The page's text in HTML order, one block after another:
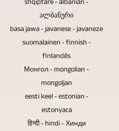
shqiptare ‐ albanian ‐
ალბანური
basa jawa ‐ javanese ‐ javaneze
suomalainen ‐ finnish ‐
finlandês
Монгол ‐ mongolian ‐
mongoljan
eesti keel ‐ estonian ‐
estonyaca
हिन्दी ‐ hindi ‐ Хинди